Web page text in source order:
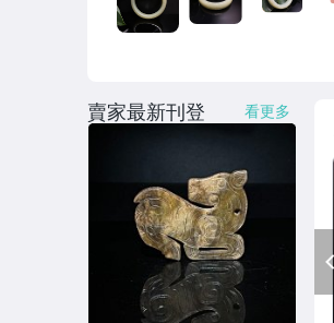
賣家最新刊登 看更多